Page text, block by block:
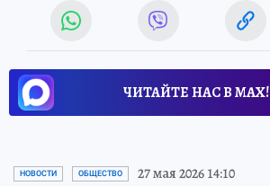
ЧИТАЙТЕ НАС В МАХ!
НОВОСТИ ОБЩЕСТВО 27 мая 2026 14:10